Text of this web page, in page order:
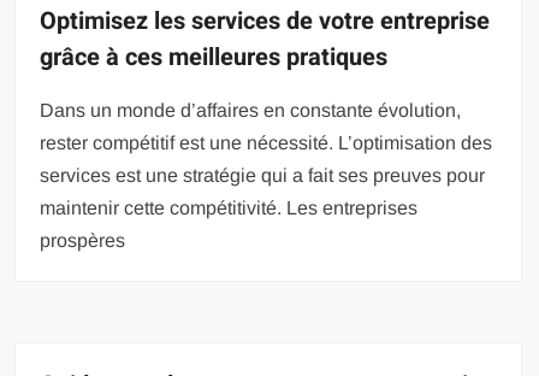
Optimisez les services de votre entreprise
grâce à ces meilleures pratiques
Dans un monde d’affaires en constante évolution,
rester compétitif est une nécessité. L’optimisation des
services est une stratégie qui a fait ses preuves pour
maintenir cette compétitivité. Les entreprises
prospères